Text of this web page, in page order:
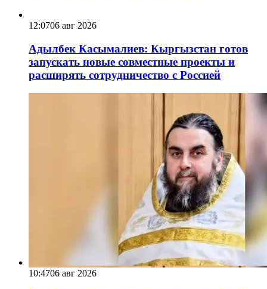
12:0706 авг 2026
Адылбек Касымалиев: Кыргызстан готов
запускать новые совместные проекты и
расширять сотрудничество с Россией
10:4706 авг 2026